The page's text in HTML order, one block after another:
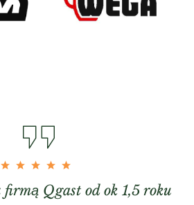
firmą Qgast od ok 1,5 roku